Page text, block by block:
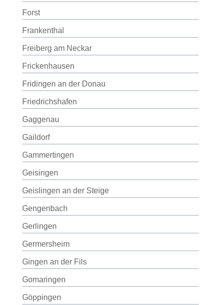
Forst
Frankenthal
Freiberg am Neckar
Frickenhausen
Fridingen an der Donau
Friedrichshafen
Gaggenau
Gaildorf
Gammertingen
Geisingen
Geislingen an der Steige
Gengenbach
Gerlingen
Germersheim
Gingen an der Fils
Gomaringen
Göppingen